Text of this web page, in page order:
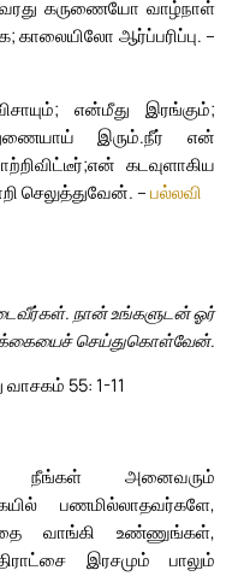
கருணையோ வாழ்நாள்
காலையிலோ ஆர்ப்பரிப்பு. –
என்மீது இரங்கும்;
இரும்.நீர் என்
என் கடவுளாகிய
செலுத்துவேன். – பல்லவி
நான் உங்களுடன் ஓர்
செய்துகொள்வேன்.
55: 1-11
நீங்கள் அனைவரும்
பணமில்லாதவர்களே,
வாங்கி உண்ணுங்கள்,
இரசமும் பாலும்